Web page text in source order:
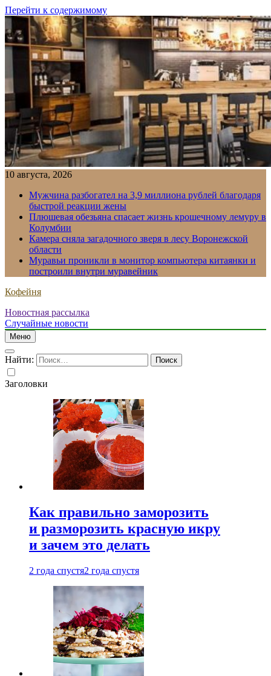
Перейти к содержимому
10 августа, 2026
Мужчина разбогател на 3,9 миллиона рублей благодаря
быстрой реакции жены
Плюшевая обезьяна спасает жизнь крошечному лемуру в
Колумбии
Камера сняла загадочного зверя в лесу Воронежской
области
Муравьи проникли в монитор компьютера китаянки и
построили внутри муравейник
Кофейня
Новостная рассылка
Случайные новости
Меню
Найти:
Заголовки
Как правильно заморозить
и разморозить красную икру
и зачем это делать
2 года спустя2 года спустя